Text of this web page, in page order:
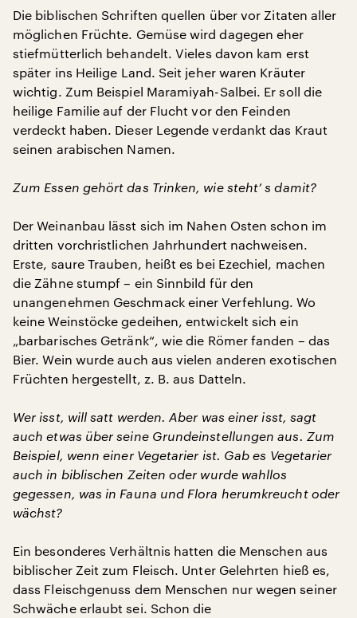
Die biblischen Schriften quellen über vor Zitaten aller
möglichen Früchte. Gemüse wird dagegen eher
stiefmütterlich behandelt. Vieles davon kam erst
später ins Heilige Land. Seit jeher waren Kräuter
wichtig. Zum Beispiel Maramiyah-Salbei. Er soll die
heilige Familie auf der Flucht vor den Feinden
verdeckt haben. Dieser Legende verdankt das Kraut
seinen arabischen Namen.
Zum Essen gehört das Trinken, wie steht’ s damit?
Der Weinanbau lässt sich im Nahen Osten schon im
dritten vorchristlichen Jahrhundert nachweisen.
Erste, saure Trauben, heißt es bei Ezechiel, machen
die Zähne stumpf – ein Sinnbild für den
unangenehmen Geschmack einer Verfehlung. Wo
keine Weinstöcke gedeihen, entwickelt sich ein
„barbarisches Getränk“, wie die Römer fanden – das
Bier. Wein wurde auch aus vielen anderen exotischen
Früchten hergestellt, z. B. aus Datteln.
Wer isst, will satt werden. Aber was einer isst, sagt
auch etwas über seine Grundeinstellungen aus. Zum
Beispiel, wenn einer Vegetarier ist. Gab es Vegetarier
auch in biblischen Zeiten oder wurde wahllos
gegessen, was in Fauna und Flora herumkreucht oder
wächst?
Ein besonderes Verhältnis hatten die Menschen aus
biblischer Zeit zum Fleisch. Unter Gelehrten hieß es,
dass Fleischgenuss dem Menschen nur wegen seiner
Schwäche erlaubt sei. Schon die